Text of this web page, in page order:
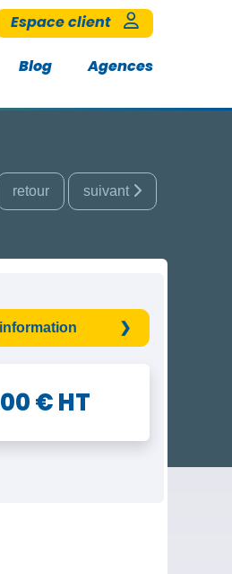
Espace client
Blog Agences
retour suivant
€ HT